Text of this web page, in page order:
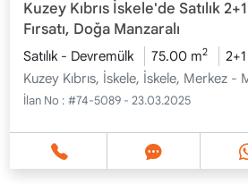
Kuzey Kıbrıs İskele'de Satılık
Fırsatı, Doğa Manzaralı
Satılık - Devremülk 75.00 m2 2+1
Kuzey Kıbrıs, İskele, İskele, Merkez -
İlan No : #74-5089 - 23.03.2025